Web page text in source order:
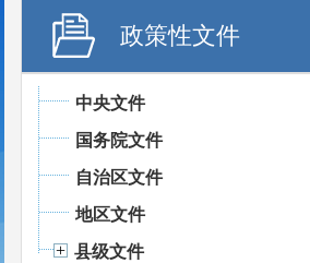
政策性文件
中央文件
国务院文件
自治区文件
地区文件
县级文件